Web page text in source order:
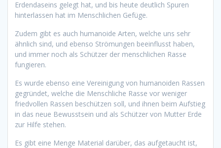
Erdendaseins gelegt hat, und bis heute deutlich Spuren
hinterlassen hat im Menschlichen Gefüge.
Zudem gibt es auch humanoide Arten, welche uns sehr
ähnlich sind, und ebenso Strömungen beeinflusst haben,
und immer noch als Schützer der menschlichen Rasse
fungieren.
Es wurde ebenso eine Vereinigung von humanoiden Rassen
gegründet, welche die Menschliche Rasse vor weniger
friedvollen Rassen beschützen soll, und ihnen beim Aufstieg
in das neue Bewusstsein und als Schützer von Mutter Erde
zur Hilfe stehen.
Es gibt eine Menge Material darüber, das aufgetaucht ist,